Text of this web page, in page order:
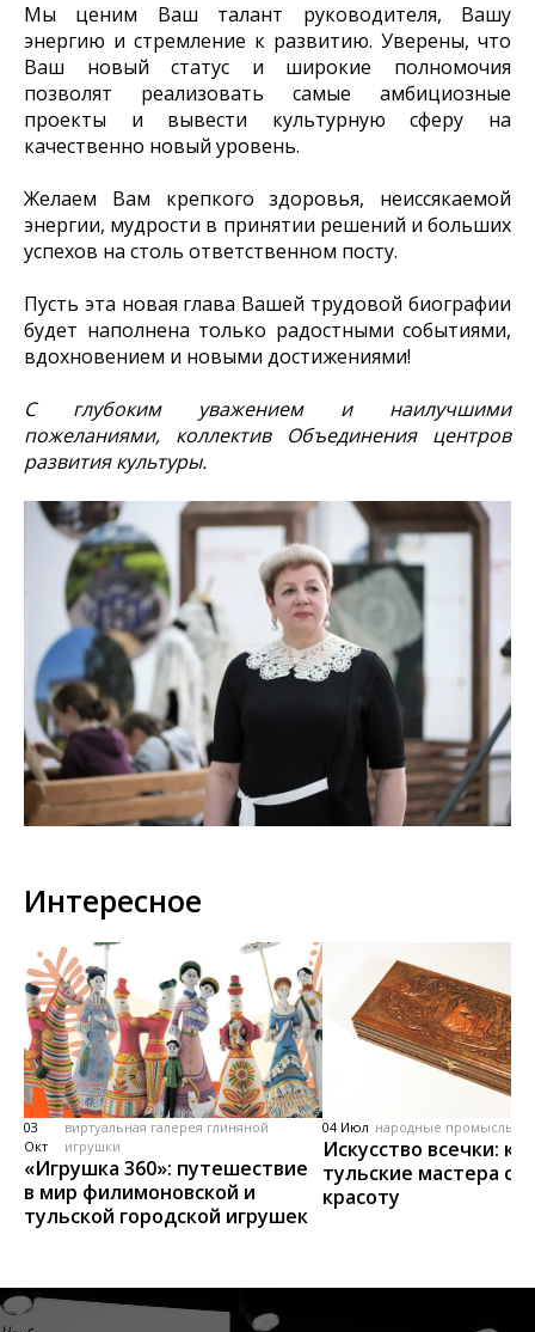
Мы ценим Ваш талант руководителя, Вашу
энергию и стремление к развитию. Уверены, что
Ваш новый статус и широкие полномочия
позволят реализовать самые амбициозные
проекты и вывести культурную сферу на
качественно новый уровень.
Желаем Вам крепкого здоровья, неиссякаемой
энергии, мудрости в принятии решений и больших
успехов на столь ответственном посту.
Пусть эта новая глава Вашей трудовой биографии
будет наполнена только радостными событиями,
вдохновением и новыми достижениями!
С глубоким уважением и наилучшими
пожеланиями, коллектив Объединения центров
развития культуры.
Интересное
03
Окт
виртуальная галерея глиняной
игрушки
«Игрушка 360»: путешествие
в мир филимоновской и
тульской городской игрушек
04 Июл народные промыслы,
Искусство всечки: как
тульские мастера
красоту